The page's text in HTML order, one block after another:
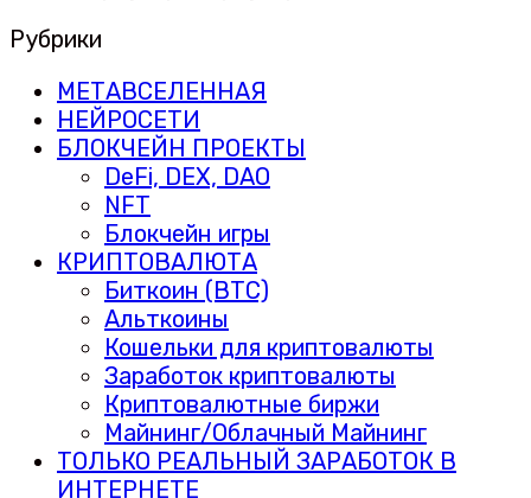
Рубрики
МЕТАВСЕЛЕННАЯ
НЕЙРОСЕТИ
БЛОКЧЕЙН ПРОЕКТЫ
DeFi, DEX, DAO
NFT
Блокчейн игры
КРИПТОВАЛЮТА
Биткоин (BTC)
Альткоины
Кошельки для криптовалюты
Заработок криптовалюты
Криптовалютные биржи
Майнинг/Облачный Майнинг
ТОЛЬКО РЕАЛЬНЫЙ ЗАРАБОТОК В
ИНТЕРНЕТЕ